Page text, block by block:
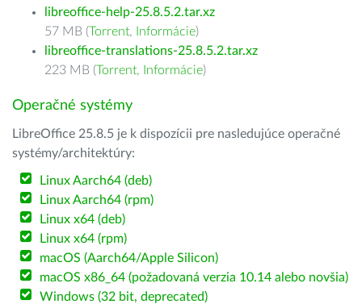
libreoffice-help-25.8.5.2.tar.xz
57 MB (Torrent, Informácie)
libreoffice-translations-25.8.5.2.tar.xz
223 MB (Torrent, Informácie)
Operačné systémy
LibreOffice 25.8.5 je k dispozícii pre nasledujúce operačné
systémy/architektúry:
Linux Aarch64 (deb)
Linux Aarch64 (rpm)
Linux x64 (deb)
Linux x64 (rpm)
macOS (Aarch64/Apple Silicon)
macOS x86_64 (požadovaná verzia 10.14 alebo novšia)
Windows (32 bit, deprecated)